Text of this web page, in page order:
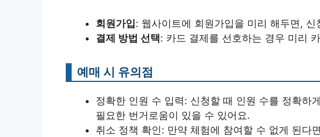
회원가입: 웹사이트에 회원가입을 미리 해두면,
결제 방법 선택: 카드 결제를 선호하는 경우 미리
예매 시 유의점
정확한 인원 수 입력: 신청할 때 인원 수를 정확하
필요한 번거로움이 있을 수 있어요.
취소 정책 확인: 만약 체험에 참여할 수 없게 된다